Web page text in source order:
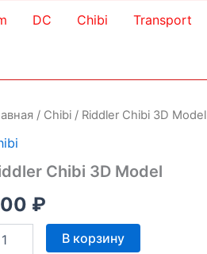
DC Chibi Transport
/ Chibi / Riddler Chibi 3D Model
Chibi 3D Model
₽
В корзину